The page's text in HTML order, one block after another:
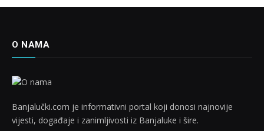
O NAMA
Banjalučki.com je informativni portal koji donosi najnovije
vijesti, događaje i zanimljivosti iz Banjaluke i šire.